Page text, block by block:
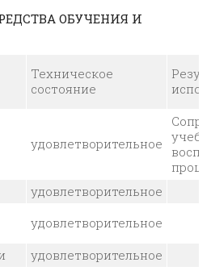
ОБУЧЕНИЯ И
Техническое
состояние
удовлетворительное
удовлетворительное
удовлетворительное
удовлетворительное